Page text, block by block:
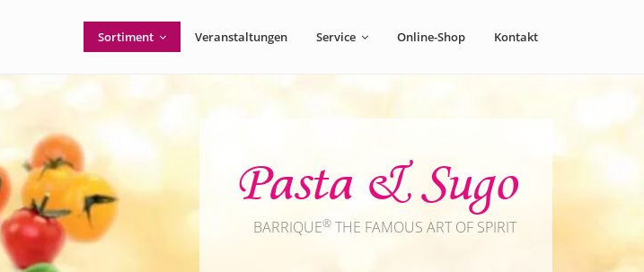
Sortiment Veranstaltungen Service Online-Shop Kontakt
Pasta & Sugo
BARRIQUE® THE FAMOUS ART OF SPIRIT